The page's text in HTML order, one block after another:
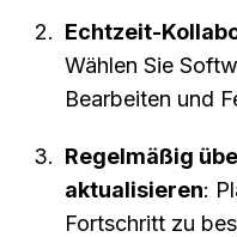
Echtzeit-
Wählen Sie
Bearbeiten und
Regelmäßig
aktualisieren:
Fortschritt zu